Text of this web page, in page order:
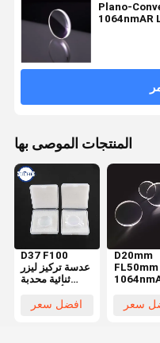
Plano-
1064nmAR
المنتجات الموصى بها
D37 F100
عدسة تركيز ليزر
ثنائية محدبة
BM114S
افضل سعر
D20mm
FL50mm
العدسات
H-K9L
سعر